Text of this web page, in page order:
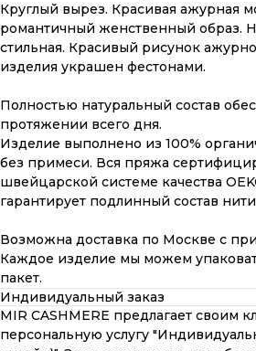
Круглый вырез. Красивая ажурная
романтичный женственный образ.
стильная. Красивый рисунок
изделия украшен фестонами.
Полностью натуральный состав
протяжении всего дня.
Изделие выполнено из 100%
без примеси. Вся пряжа
швейцарской системе качества
гарантирует подлинный состав
Возможна доставка по Москве с
Каждое изделие мы можем
пакет.
Индивидуальный заказ
MIR CASHMERE предлагает своим
персональную услугу